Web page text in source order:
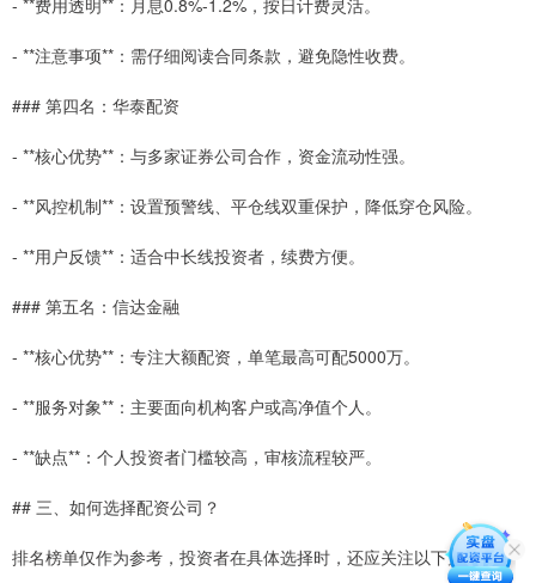
- **费用透明**：月息0.8%-1.2%，按日计费灵活。
- **注意事项**：需仔细阅读合同条款，避免隐性收费。
### 第四名：华泰配资
- **核心优势**：与多家证券公司合作，资金流动性强。
- **风控机制**：设置预警线、平仓线双重保护，降低穿仓风险。
- **用户反馈**：适合中长线投资者，续费方便。
### 第五名：信达金融
- **核心优势**：专注大额配资，单笔最高可配5000万。
- **服务对象**：主要面向机构客户或高净值个人。
- **缺点**：个人投资者门槛较高，审核流程较严。
## 三、如何选择配资公司？
排名榜单仅作为参考，投资者在具体选择时，还应关注以下几点：